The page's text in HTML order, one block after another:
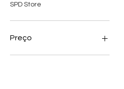
SPD Store
Preço